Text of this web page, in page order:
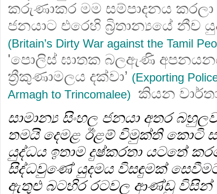
කරුණාකර මම සම්පාදනය කරලා
ජනයාට එරෙහි බ්‍රිතාන්‍යයේ නීච
(Britain’s Dirty War against the Tamil
'පොලිස් ඝාතක බලඇණි
ත්‍රීකුණාමලය දක්වා’ (Exporting
Armagh to Trincomalee)
කියන
සාමාන්‍ය සිංහල ජනයා අතර
තමයි දෙමළ ඊළම් විමුක්ති කොටි
යුද්ධය ඉතාම දුෂ්කරතා යටතේ
සිද්ධවුණේ යුදමය විසඳුමක්
ඇතුළු බටහිර රටවල ආණ්ඩු